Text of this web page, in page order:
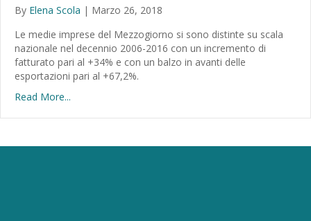
By Elena Scola | Marzo 26, 2018
Le medie imprese del Mezzogiorno si sono distinte su scala
nazionale nel decennio 2006-2016 con un incremento di
fatturato pari al +34% e con un balzo in avanti delle
esportazioni pari al +67,2%.
Read More...